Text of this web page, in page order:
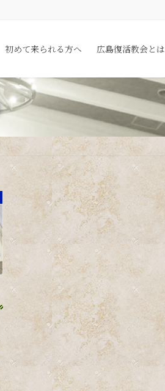
初めて来られる方へ 広島復活教会とは